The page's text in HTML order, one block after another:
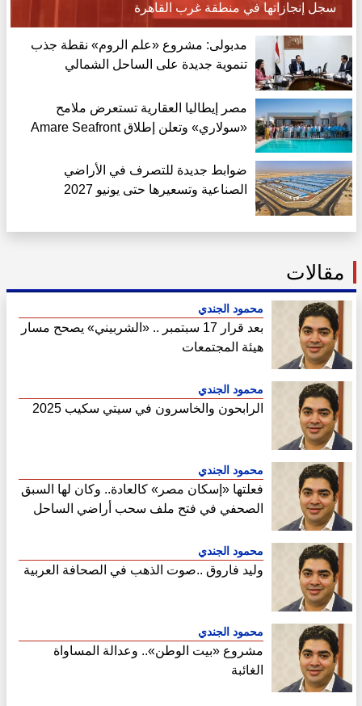
سجل إنجازاتها في منطقة غرب القاهرة
مدبولى: مشروع «علم الروم» نقطة جذب
تنموية جديدة على الساحل الشمالي
مصر إيطاليا العقارية تستعرض ملامح
«سولاري» وتعلن إطلاق Amare Seafront
ضوابط جديدة للتصرف في الأراضي
الصناعية وتسعيرها حتى يونيو 2027
مقالات
محمود الجندي
بعد قرار 17 سبتمبر .. «الشربيني» يصحح مسار
هيئة المجتمعات
محمود الجندي
الرابحون والخاسرون في سيتي سكيب 2025
محمود الجندي
فعلتها «إسكان مصر» كالعادة.. وكان لها السبق
الصحفي في فتح ملف سحب أراضي الساحل
محمود الجندي
وليد فاروق ..صوت الذهب في الصحافة العربية
محمود الجندي
مشروع «بيت الوطن».. وعدالة المساواة
الغائبة